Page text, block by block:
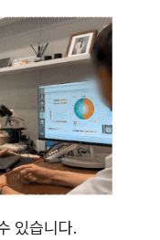
있습니다.